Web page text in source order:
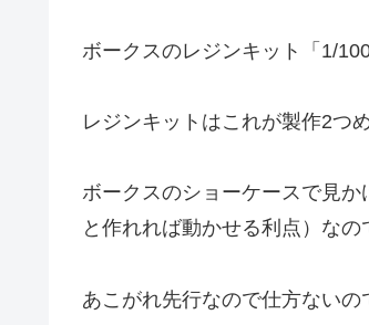
ボークスのレジンキット「1/
レジンキットはこれが製作2つ
ボークスのショーケースで見
と作れれば動かせる利点）なの
あこがれ先行なので仕方ないの